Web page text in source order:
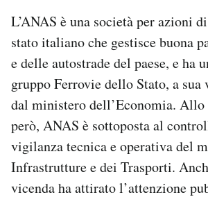
L’ANAS è una società per azioni
stato italiano che gestisce buona
e delle autostrade del paese, e ha
gruppo Ferrovie dello Stato, a
dal ministero dell’Economia. Allo
però, ANAS è sottoposta al
vigilanza tecnica e operativa del
Infrastrutture e dei Trasporti.
vicenda ha attirato l’attenzione